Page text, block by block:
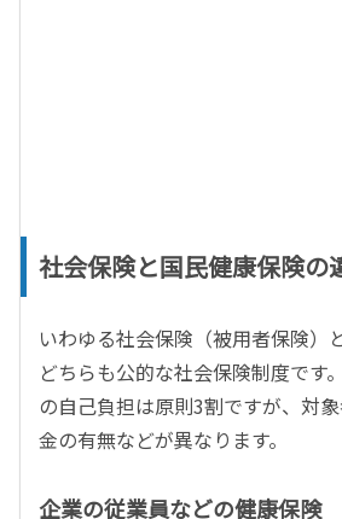
社会保険と国民健康保険の
いわゆる社会保険（被用者保険）
どちらも公的な社会保険制度です
の自己負担は原則3割ですが、対
金の有無などが異なります。
企業の従業員などの健康保険